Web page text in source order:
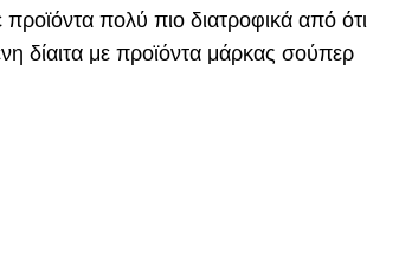
πολύ πιο διατροφικά από ότι
δίαιτα με προϊόντα μάρκας σούπερ